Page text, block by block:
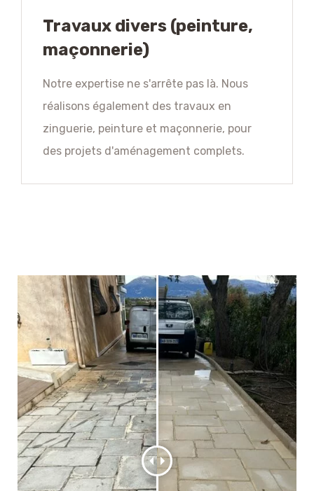
Travaux divers (peinture,
maçonnerie)
Notre expertise ne s'arrête pas là. Nous
réalisons également des travaux en
zinguerie, peinture et maçonnerie, pour
des projets d'aménagement complets.